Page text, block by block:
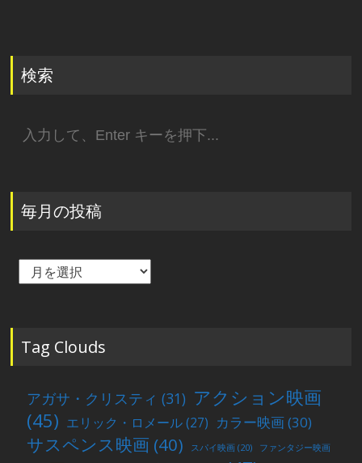
検索
索:
毎月の投稿
毎
稿
Tag Clouds
アガサ・クリスティ (31) アクション映画
(45) エリック・ロメール(27) カラー映画(30)
サスペンス映画 (40) スパイ映画 (20) ファンタジー映画